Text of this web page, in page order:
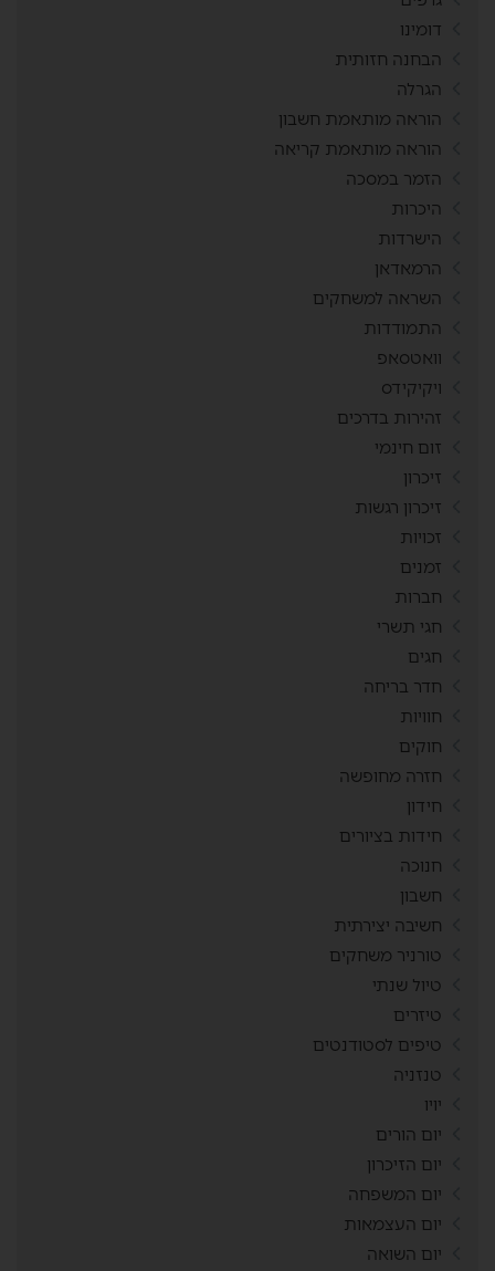
דומינו
הבחנה חזותית
הגרלה
הוראה מותאמת חשבון
הוראה מותאמת קריאה
הזמר במסכה
היכרות
הישרדות
הרמאדאן
השראה למשחקים
התמודדות
וואטסאפ
ויקיקידס
זהירות בדרכים
זום חינמי
זיכרון
זיכרון רגשות
זכויות
זמנים
חברות
חגי תשרי
חגים
חדר בריחה
חוויות
חוקים
חזרה מחופשה
חידון
חידות בציורים
חנוכה
חשבון
חשיבה יצירתית
טורניר משחקים
טיול שנתי
טיזרים
טיפים לסטודנטים
טנזניה
יויו
יום הורים
יום הזיכרון
יום המשפחה
יום העצמאות
יום השואה